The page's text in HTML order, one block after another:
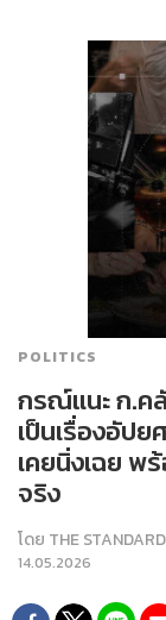
POLITICS
กรณ์แนะ ก.ค
เป็นเรื่องอัป
เคยนิ่งเฉย พ
จริง
โดย THE
14.05.2026